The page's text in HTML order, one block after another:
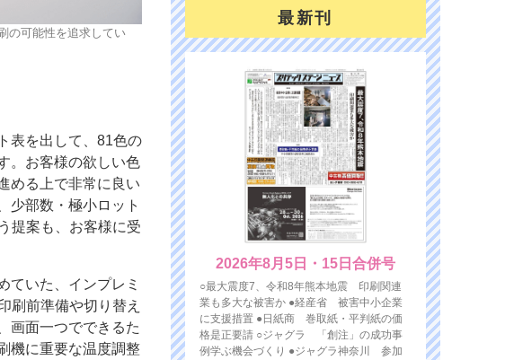
の可能性を追求してい
表を出して、81色の
。お客様の欲しい色
める上で非常に良い
少部数・極小ロット
提案も、お客様に受
ていた、インプレミ
刷前準備や切り替え
画面一つでできるた
機に重要な温度調整
最新刊
2026年8月5日・15日合併号
○最大震度7、令和8年熊本地震 印刷関連
業も多大な被害か ●経産省 被害中小企業
に支援措置 ●日紙商 巻取紙・平判紙の価
格是正要請 ○ジャグラ 「創注」の成功事
例学ぶ機会づくり ●ジャグラ神奈川 参加